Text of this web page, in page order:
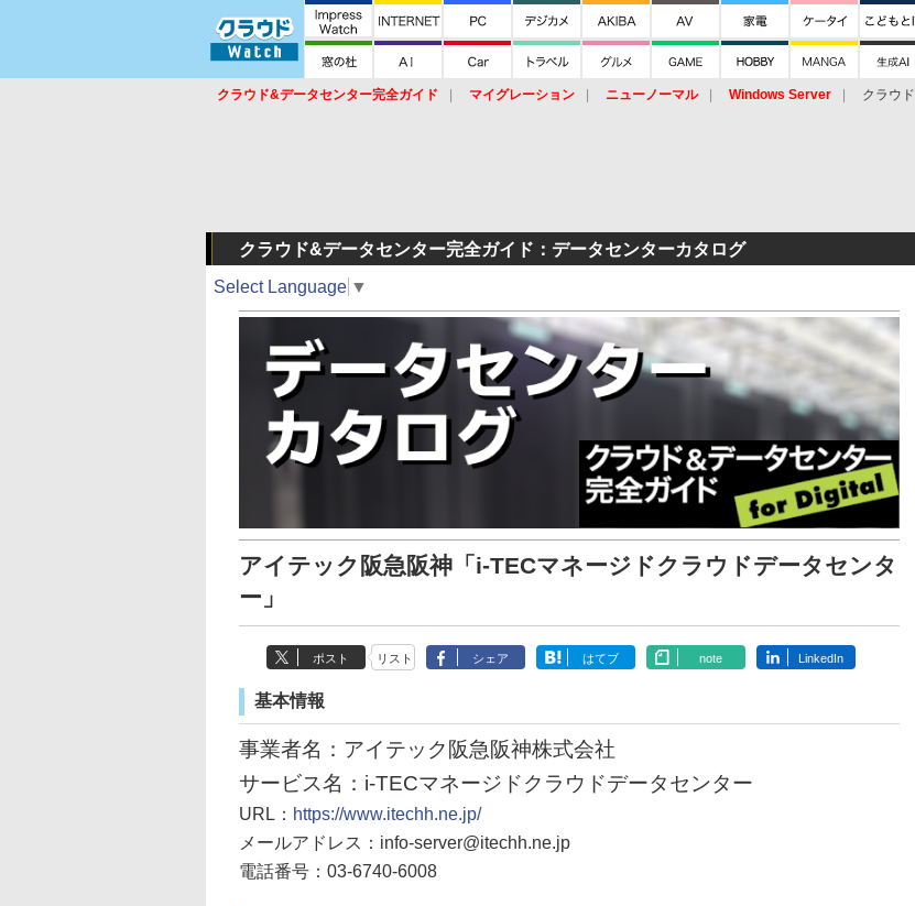
クラウド&データセンター完全ガイド マイグレーション ニューノーマル Windows Server クラウド
クラウド&データセンター完全ガイド：データセンターカタログ
Select Language ▼
アイテック阪急阪神「i-TECマネージドクラウドデータセンタ
ー」
ポスト リスト シェア はてブ note LinkedIn
基本情報
事業者名：アイテック阪急阪神株式会社
サービス名：i-TECマネージドクラウドデータセンター
URL： https://www.itechh.ne.jp/
メールアドレス：info-server@itechh.ne.jp
電話番号：03-6740-6008